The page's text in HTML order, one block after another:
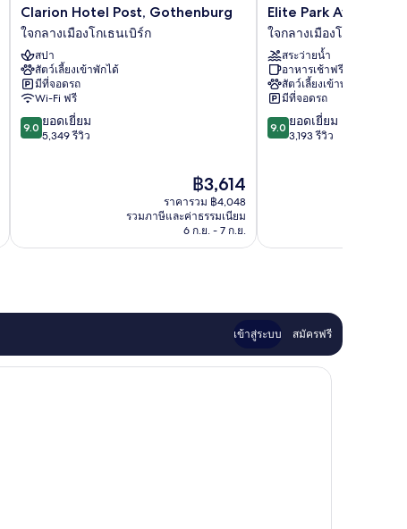
Clarion
Hotel
Post,
Gothenburg
ใจกลาง
เมือง
โก
เธน
เบิร์ก
Clarion Hotel Post, Gothenburg
ใจกลางเมืองโกเธนเบิร์ก
สปา
สัตว์เลี้ยงเข้าพักได้
มีที่จอดรถ
Wi-Fi ฟรี
9.0
จาก
9.0 ยอดเยี่ยม
5,349 รีวิว
ราคา
ปัจจุบัน
คือ
฿3,614
฿3,614
ราคารวม ฿4,048
รวมภาษีและค่าธรรมเนียม
6 ก.ย. - 7 ก.ย.
Elite
Park
Avenue
Hotel
ใจกลาง
เมือง
โก
เธน
เบิร์ก
Elite Park Avenue
ใจกลางเมืองโกเธนเบิร์ก
สระว่ายน้ำ
อาหารเช้าฟรี
สัตว์เลี้ยงเข้าพักได้
มีที่จอดรถ
9.0
จาก
9.0 ยอดเยี่ยม
3,193 รีวิว
เข้าสู่ระบบ สมัครฟรี